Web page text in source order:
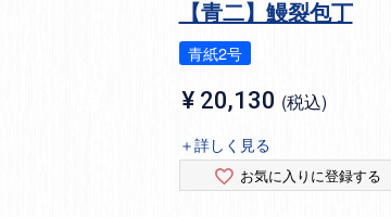
【青二】鰻裂包丁
青紙2号
¥ 20,130 税込
＋詳しく見る
お気に入りに登録する